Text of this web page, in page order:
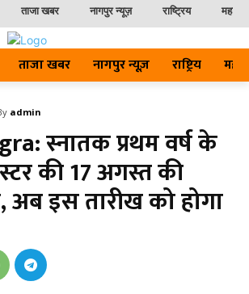
ताजा खबर नागपुर न्यूज़ राष्ट्रिय
ताजा खबर नागपुर न्यूज़ राष्ट्रिय
admin
स्नातक प्रथम वर्ष के
की 17 अगस्त की
अब इस तारीख को होगा